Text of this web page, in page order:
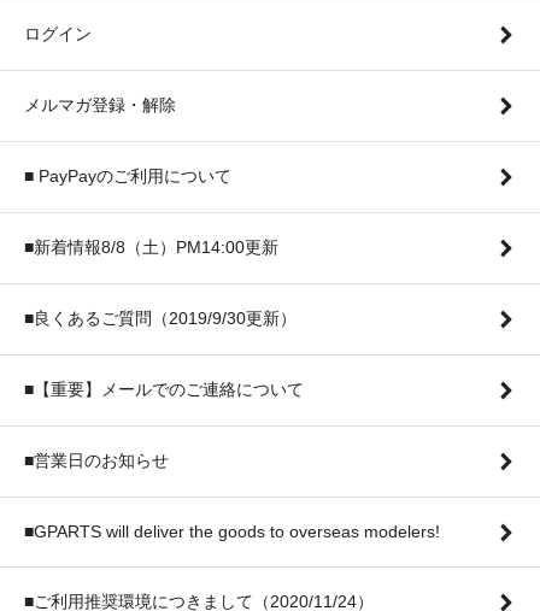
ログイン
メルマガ登録・解除
■ PayPayのご利用について
■新着情報8/8（土）PM14:00更新
■良くあるご質問（2019/9/30更新）
■【重要】メールでのご連絡について
■営業日のお知らせ
■GPARTS will deliver the goods to overseas modelers!
■ご利用推奨環境につきまして（2020/11/24）